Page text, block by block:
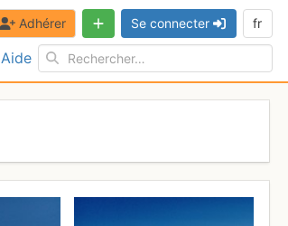
Aide
Adhérer Se connecter fr